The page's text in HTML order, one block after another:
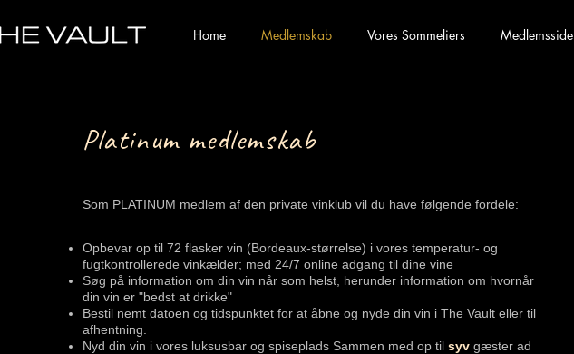
Home Medlemskab Vores Sommeliers Medlemsside
Platinum medlemskab
Som PLATINUM medlem af den private vinklub vil du have følgende fordele:
Opbevar op til 72 flasker vin (Bordeaux-størrelse) i vores temperatur- og
fugtkontrollerede vinkælder; med 24/7 online adgang til dine vine
Søg på information om din vin når som helst, herunder information om hvornår
din vin er "bedst at drikke"
Bestil nemt datoen og tidspunktet for at åbne og nyde din vin i The Vault eller til
afhentning.
Nyd din vin i vores luksusbar og spiseplads Sammen med op til syv gæster ad